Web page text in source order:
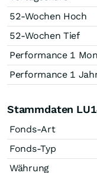
52-Wochen Hoch
52-Wochen Tief
Performance 1
Performance 1
Stammdaten
Fonds-Art
Fonds-Typ
Währung